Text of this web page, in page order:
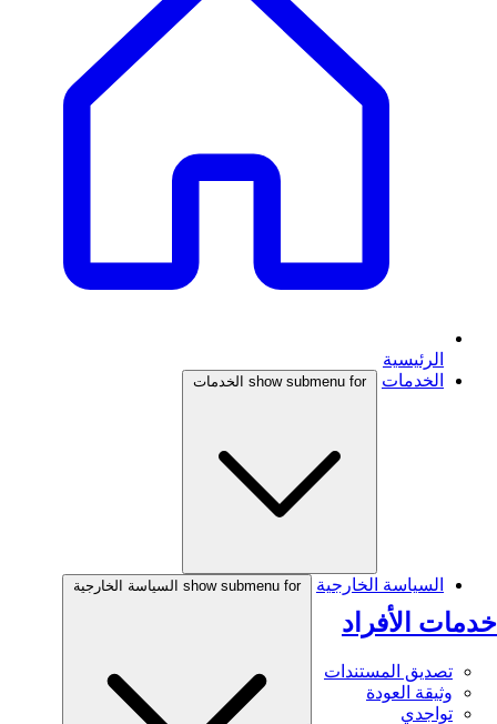
الرئيسية
الخدمات
show submenu for الخدمات
خدمات الأفراد
تصديق المستندات
وثيقة العودة
تواجدي
السياسة الخارجية show submenu for السياسة الخارجية